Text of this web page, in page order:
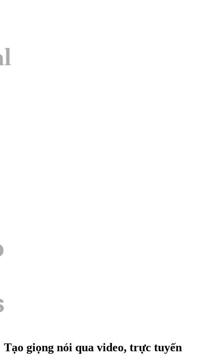
Tạo giọng nói qua video, trực tuyến